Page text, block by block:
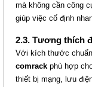
mà không cần công
giúp việc cố định
2.3. Tương thích
Với kích thước
comrack phù hợp
thiết bị mạng, lưu